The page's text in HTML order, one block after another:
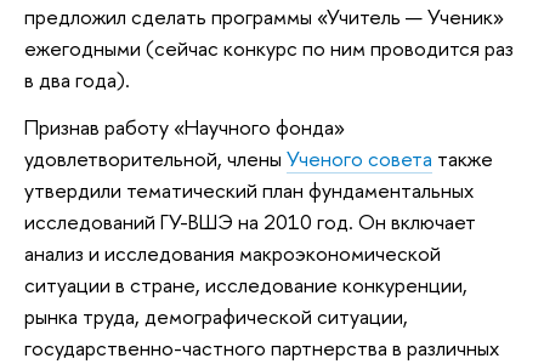
предложил сделать программы «Учитель — Ученик»
ежегодными (сейчас конкурс по ним проводится раз
в два года).
Признав работу «Научного фонда»
удовлетворительной, члены Ученого совета также
утвердили тематический план фундаментальных
исследований ГУ-ВШЭ на 2010 год. Он включает
анализ и исследования макроэкономической
ситуации в стране, исследование конкуренции,
рынка труда, демографической ситуации,
государственно-частного партнерства в различных